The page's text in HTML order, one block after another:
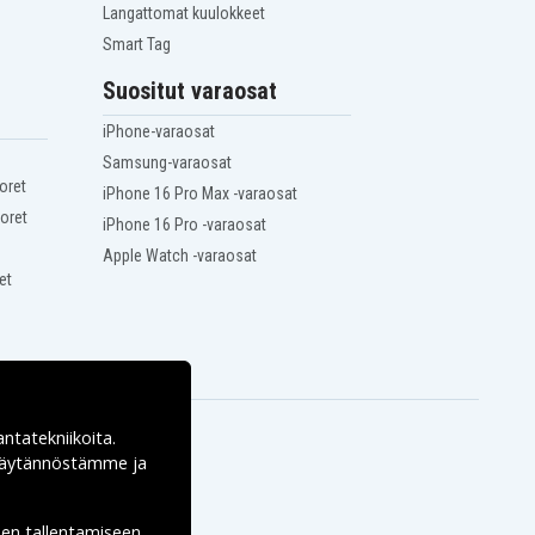
Langattomat kuulokkeet
Smart Tag
Suositut varaosat
iPhone-varaosat
Samsung-varaosat
iPhone 16 Pro Max -varaosat
iPhone 16 Pro -varaosat
Apple Watch -varaosat
ja